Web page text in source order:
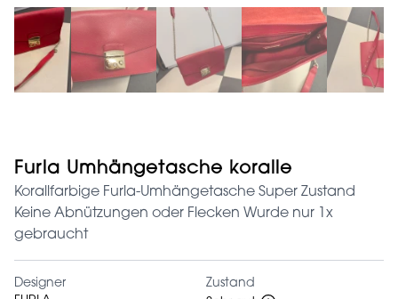
Furla Umhängetasche koralle
Korallfarbige Furla-Umhängetasche Super Zustand
Keine Abnützungen oder Flecken Wurde nur 1x
gebraucht
Designer
Zustand